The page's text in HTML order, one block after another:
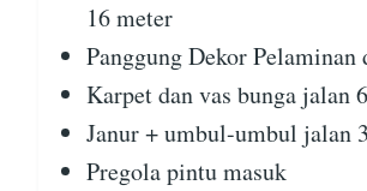
16 meter
Panggung Dekor Pelaminan
Karpet dan vas bunga jalan
Janur + umbul-umbul jalan
Pregola pintu masuk